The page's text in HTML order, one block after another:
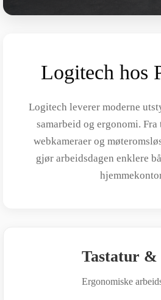
Logitech hos
Logitech leverer moderne
samarbeid og ergonomi.
webkameraer og
gjør arbeidsdagen enklere
Tastatur &
Ergonomiske